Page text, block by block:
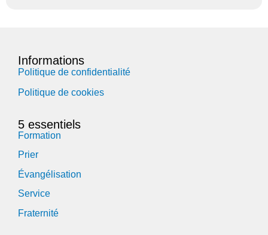
Informations
Politique de confidentialité
Politique de cookies
5 essentiels
Formation
Prier
Évangélisation
Service
Fraternité